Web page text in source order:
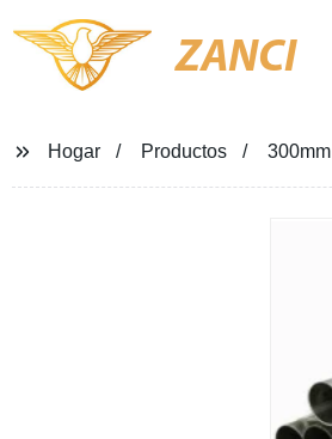
ZANCI
Hogar Productos